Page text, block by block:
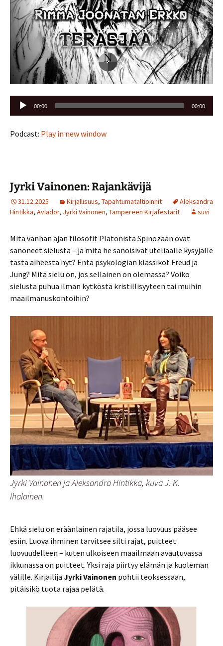
Äänitoistin
00:00 00:00
Podcast: Play in new window
Jyrki Vainonen: Rajankävijä
31.12.2025 Kirjallisuus, Tapahtumataltioinnit
Aleksandra
Hintikka, Aviador, Jyrki Vainonen, Tampereen Kirjafestarit suvi
Mitä vanhan ajan filosofit Platonista Spinozaan ovat
sanoneet sielusta – ja mitä he sanoisivat uteliaalle kysyjälle
tästä aiheesta nyt? Entä psykologian klassikot Freud ja
Jung? Mitä sielu on, jos sellainen on olemassa? Voiko
sielusta puhua ilman kytköstä kristillisyyteen tai muihin
maailmanuskontoihin?
Jyrki Vainonen ja Aleksandra Hintikka, kuva J. K.
Ihalainen.
Ehkä sielu on eräänlainen rajatila, jossa luovuus pääsee
esiin. Luova ihminen tarvitsee silti rajat, puitteet
luovuudelleen – kuten ulkoiseen maailmaan avautuvassa
ikkunassa on puitteet. Yksi raja piirtyy elämän ja kuoleman
välille. Kirjailija Jyrki Vainonen pohtii teoksessaan,
pitäisikö tuota rajaa pelätä.